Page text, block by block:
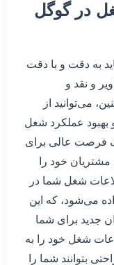
در گوگل
به دقت و با دقت
و نقد و
می‌توانید از
و بهبود عملکرد شغل
فرصت عالی برای
خود را
شغل شما در
می‌شود، که این
جدید برای شما
شغل خود را به
بتوانند شما را